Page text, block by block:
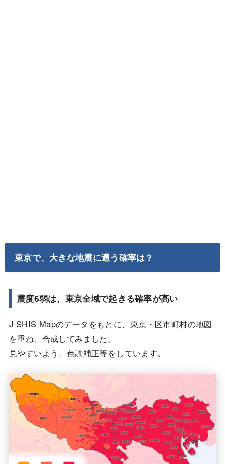
東京で、大きな地震に遭う確率は？
震度6弱は、東京全域で起きる確率が高い
J-SHIS Mapのデータをもとに、東京・区市町村の地図
を重ね、合成してみました。
見やすいよう、色調補正等をしています。